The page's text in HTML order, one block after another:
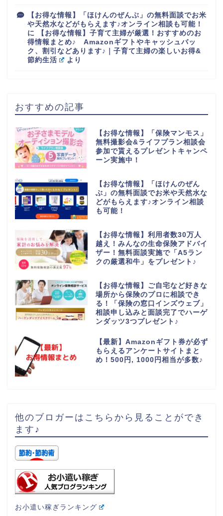
【お得な情報】「ほけんのぜんぶ」の無料面談でお米
や天然水などがもらえます♪オンライン相談も可能！
に
【お得な情報】子育て主婦が厳選！おすすめのお
得情報まとめ♪ Amazonギフトやキャッシュバッ
ク、割引などあります♪｜子育て主婦の楽しいお得&
節約生活
より
おすすめの記事
【お得な情報】「保険マンモス」
無料撮影会&ライフプラン相談会
参加で貰えるプレゼントキャンペ
ーン実施中！
【お得な情報】「ほけんのぜん
ぶ」の無料面談でお米や天然水な
どがもらえます♪オンライン相談
も可能！
【お得な情報】利用者数30万人
越え！みんなの生命保険アドバイ
ザー！無料面談実施で「A5ラン
クの厳選和牛」をプレゼント♪
【お得な情報】ご自宅など好きな
場所から保険のプロに相談でき
る！「保険の窓口インズウェブ」
相談申し込みと面談完了でハーゲ
ンダッツ3つプレゼント♪
【最新】Amazonギフト券が必ず
もらえるアンケートサイトまと
め！500円, 1000円相当が多数♪
他のブロガーはこちらから見ることができ
ます♪
お小遣い稼ぎランキング